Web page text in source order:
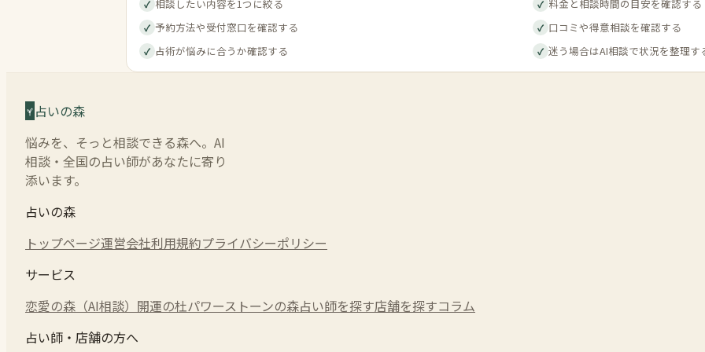
✓ 相談したい内容を1つに絞る ✓ 料金と相談時間の目安を確認する
✓ 予約方法や受付窓口を確認する ✓ 口コミや得意相談を確認する
✓ 占術が悩みに合うか確認する ✓ 迷う場合はAI相談で状況を整理す
占いの森
悩みを、そっと相談できる森へ。AI
相談・全国の占い師があなたに寄り
添います。
占いの森
トップページ運営会社利用規約プライバシーポリシー
サービス
恋愛の森（AI相談） 開運の杜パワーストーンの森占い師を探す店舗を探すコラム
占い師・店舗の方へ